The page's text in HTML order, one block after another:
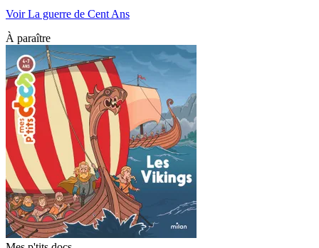
Voir La guerre de Cent Ans
À paraître